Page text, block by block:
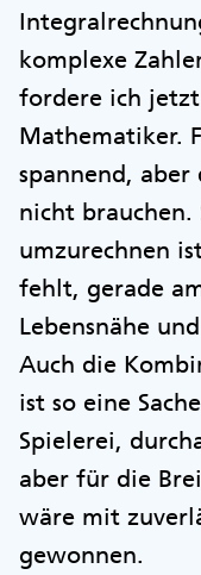
komplexe
fordere ich
Mathematiker.
spannend,
nicht brauchen.
umzurechnen
fehlt, gerade
Lebensnähe
Auch die
ist so eine
Spielerei,
aber für die
wäre mit
gewonnen.